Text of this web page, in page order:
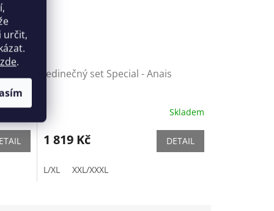
určit,
zde.
Jedinečný set Special - Anais
Skladem
1 819 Kč DETAIL
L/XL XXL/XXXL